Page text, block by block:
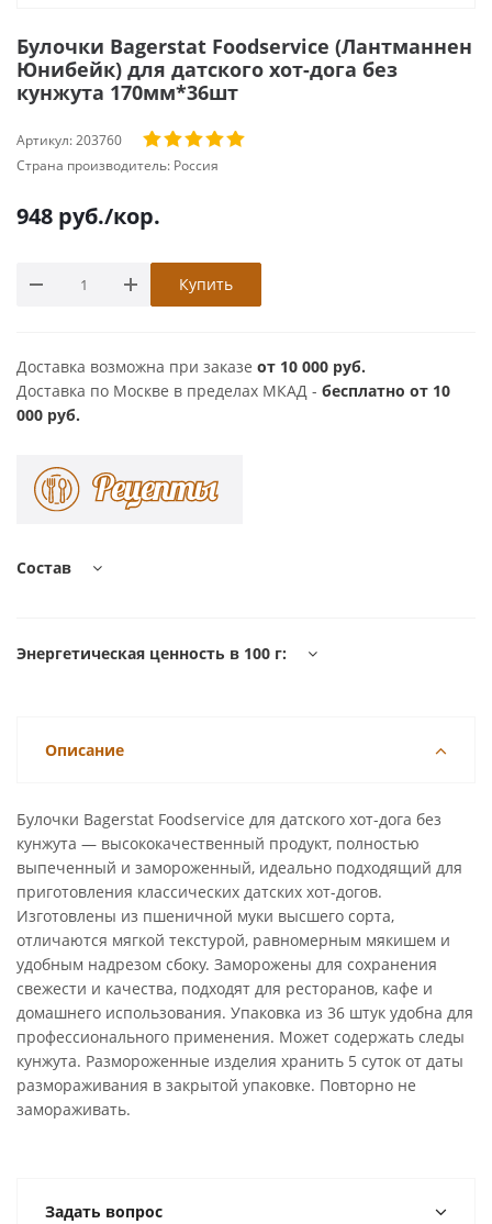
Булочки Bagerstat Foodservice (Лантманнен
Юнибейк) для датского хот-дога без
кунжута 170мм*36шт
Артикул:203760
Страна производитель: Россия
948 руб./кор.
Купить
Доставка возможна при заказе от 10 000 руб.
Доставка по Москве в пределах МКАД - бесплатно от 10
000 руб.
Состав
Энергетическая ценность в 100 г:
Описание
Булочки Bagerstat Foodservice для датского хот-дога без
кунжута — высококачественный продукт, полностью
выпеченный и замороженный, идеально подходящий для
приготовления классических датских хот-догов.
Изготовлены из пшеничной муки высшего сорта,
отличаются мягкой текстурой, равномерным мякишем и
удобным надрезом сбоку. Заморожены для сохранения
свежести и качества, подходят для ресторанов, кафе и
домашнего использования. Упаковка из 36 штук удобна для
профессионального применения. Может содержать следы
кунжута. Размороженные изделия хранить 5 суток от даты
размораживания в закрытой упаковке. Повторно не
замораживать.
Задать вопрос